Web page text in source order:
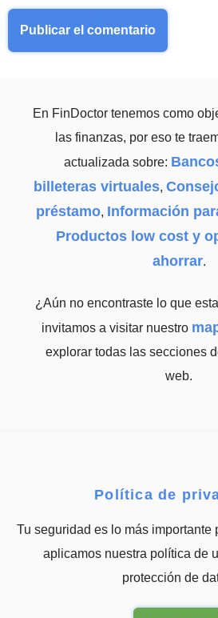
En FinDoctor tenemos como
las finanzas, por eso te
actualizada sobre:
billeteras virtuales,
préstamo, Información
Productos low cost y
ahorrar.
¿Aún no encontraste lo que
invitamos a visitar nuestro
explorar todas las secciones
web.
Política de
Tu seguridad es lo más importante
aplicamos nuestra política de
protección de